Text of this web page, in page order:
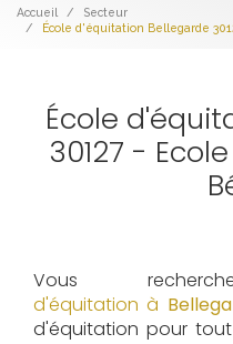
Accueil
Secteur
École d'équitation Bellegarde
École
30127 -
Vous
d'équitation à
d'équitation pour